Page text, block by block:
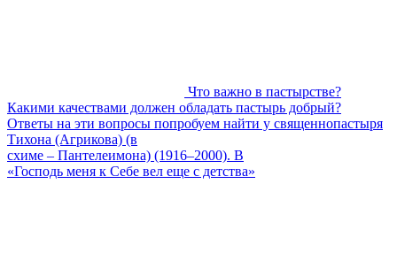
Что важно в пастырстве?
Какими качествами должен обладать пастырь добрый?
Ответы на эти вопросы попробуем найти у священнопастыря
Тихона (Агрикова) (в
схиме – Пантелеимона) (1916–2000). В
«Господь меня к Себе вел еще с детства»